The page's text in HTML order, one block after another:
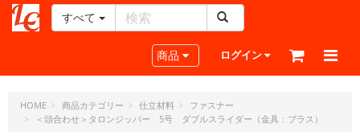
ー
ラ
フ
すべて
Toggle navigation
商品 ログイン
HOME 商品カテゴリー 仕立材料
ファスナー
＜頭合わせ＞タロンジッパー 5号 ダブルスライダー（金具：ブラス）